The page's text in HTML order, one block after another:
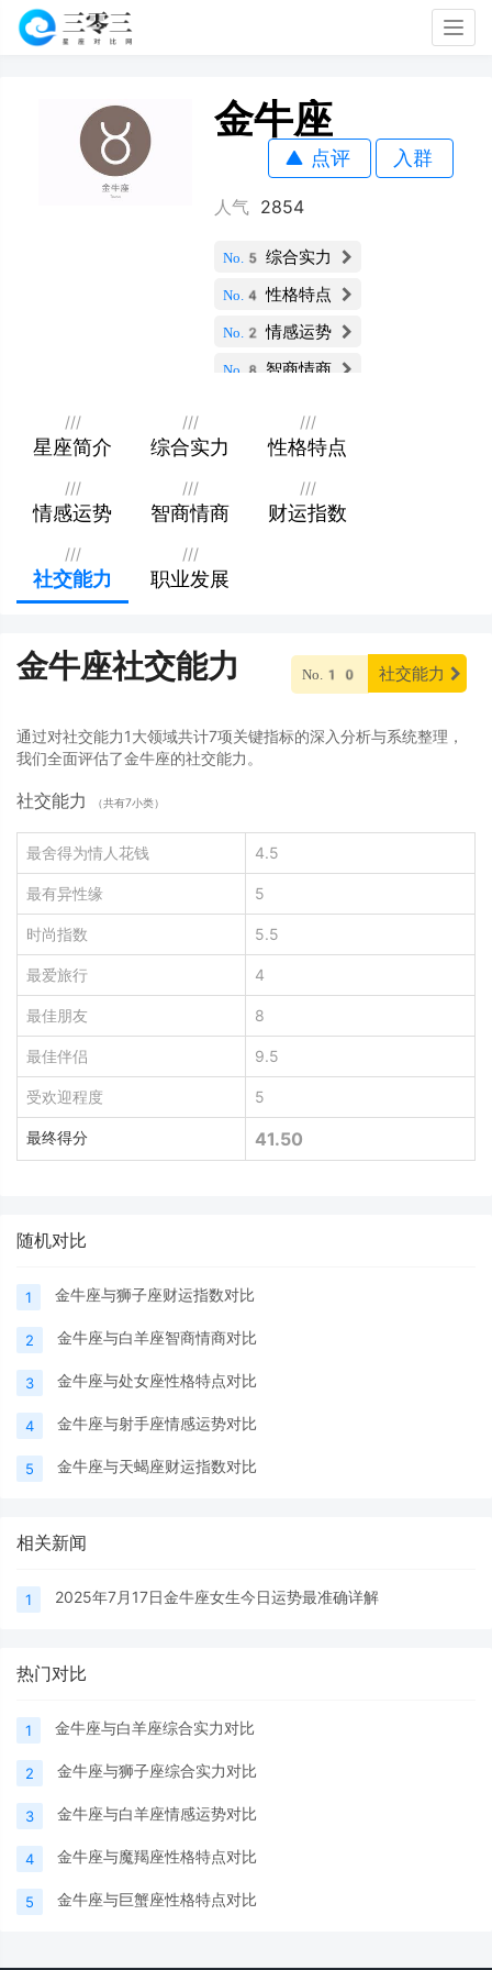
金牛座
点评 入群
人气 2854
No.5 综合实力
No.4 性格特点
No.2 情感运势
No.8 智商情商
No.10社交能力
职业发展
///
星座简介
///
综合实力
///
性格特点
///
情感运势
///
智商情商
///
财运指数
///
社交能力
///
职业发展
金牛座社交能力 No.10 社交能力
通过对社交能力1大领域共计7项关键指标的深入分析与系统整理，
我们全面评估了金牛座的社交能力。
社交能力 （共有7小类）
最舍得为情人花钱 4.5
最有异性缘 5
时尚指数 5.5
最爱旅行 4
最佳朋友 8
最佳伴侣 9.5
受欢迎程度 5
最终得分 41.50
随机对比
1 金牛座与狮子座财运指数对比
2 金牛座与白羊座智商情商对比
3 金牛座与处女座性格特点对比
4 金牛座与射手座情感运势对比
5 金牛座与天蝎座财运指数对比
相关新闻
1 2025年7月17日金牛座女生今日运势最准确详解
热门对比
1 金牛座与白羊座综合实力对比
2 金牛座与狮子座综合实力对比
3 金牛座与白羊座情感运势对比
4 金牛座与魔羯座性格特点对比
5 金牛座与巨蟹座性格特点对比